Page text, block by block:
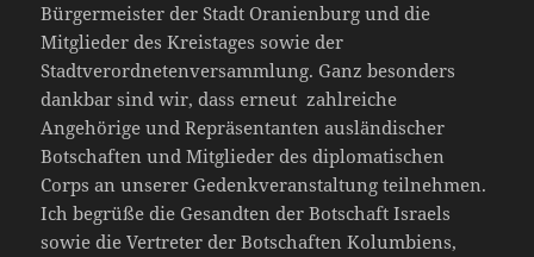
Bürgermeister der Stadt Oranienburg und die
Mitglieder des Kreistages sowie der
Stadtverordnetenversammlung. Ganz besonders
dankbar sind wir, dass erneut zahlreiche
Angehörige und Repräsentanten ausländischer
Botschaften und Mitglieder des diplomatischen
Corps an unserer Gedenkveranstaltung teilnehmen.
Ich begrüße die Gesandten der Botschaft Israels
sowie die Vertreter der Botschaften Kolumbiens,